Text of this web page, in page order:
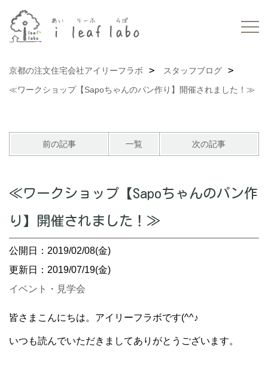
京都の注文住宅会社アイリーフラボ
スタッフブログ
≪ワークショップ【Sapoちゃんのパン作り】開催されました！≫
前の記事 一覧 次の記事
≪ワークショップ【Sapoちゃんのパン作
り】開催されました！≫
公開日：2019/02/08(金)
更新日：2019/07/19(金)
イベント・見学会
皆さまこんにちは。アイリーフラボです(^^♪
いつも読んでいただきましてありがとうございます。